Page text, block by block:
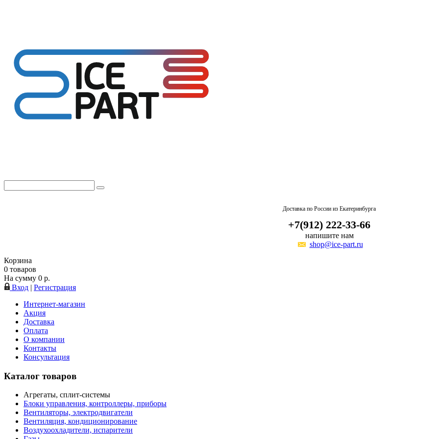
Доставка по России из Екатеринбурга
+7(912) 222-33-66
напишите нам
shop@ice-part.ru
Корзина
0 товаров
На сумму 0 р.
Вход | Регистрация
Интернет-магазин
Акция
Доставка
Оплата
О компании
Контакты
Консультация
Каталог товаров
Агрегаты, сплит-системы
Блоки управления, контроллеры, приборы
Вентиляторы, электродвигатели
Вентиляция, кондиционирование
Воздухоохладители, испарители